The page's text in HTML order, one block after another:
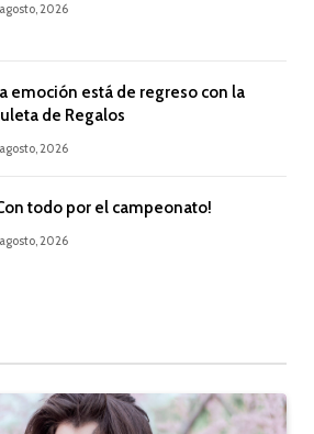
2026
emoción está de regreso con la
de Regalos
2026
todo por el campeonato!
2026